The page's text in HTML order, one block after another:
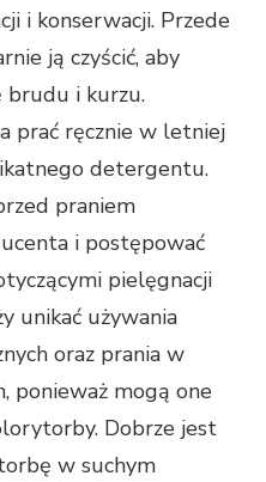
i konserwacji. Przede
ją czyścić, aby
brudu i kurzu.
prać ręcznie w letniej
detergentu.
praniem
i postępować
pielęgnacji
unikać używania
oraz prania w
ponieważ mogą one
Dobrze jest
w suchym